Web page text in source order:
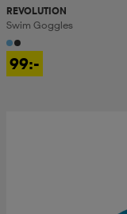
REVOLUTION
Swim Goggles
99:-